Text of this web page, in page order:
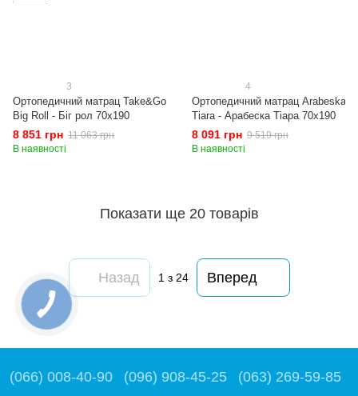
3
Ортопедичний матрац Take&Go
Big Roll - Біг рол 70x190
8 851 грн 11 063 грн
В наявності
4
Ортопедичний матрац Arabeska
Tiara - Арабеска Тіара 70x190
8 091 грн 9 519 грн
В наявності
Показати ще 20 товарів
Назад 1 з 24 Вперед
(066) 008-40-90 (096) 908-45-25 (063) 269-59-85